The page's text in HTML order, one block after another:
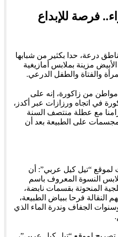
فرصة للإبداع
درعة، حدا بكثير من شبابها
مزينة بملابس أمازيغية
والفتاة والطفل الدرعي.
من زاكورة، إنه على
في اتجاه ورزازات عبر أكدز،
مع عطلة منتصف السنة
على الطبيعة بعد أن
“تيل كيل عربي”: أن
النسوة المعروف باسم
المنحوتة بقسمات نابضة،
النقالة فرحا ببياض الطبيعة،
الجفاف وندرة الماء الذي